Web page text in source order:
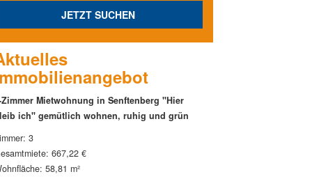
JETZT SUCHEN
Zimmer Mietwohnung in Senftenberg "Hier
ich" gemütlich wohnen, ruhig und grün
3
667,22 €
58,81 m²